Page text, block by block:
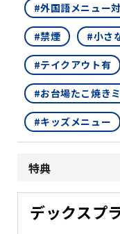
#外国語メニュー
#禁煙 #小さ
#テイクアウト有
#お台場たこ焼き
#キッズメニュー
特典
デックスプ